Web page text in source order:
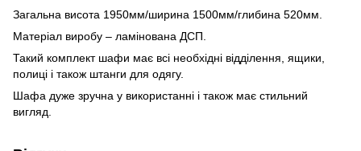
Загальна висота 1950мм/ширина 1500мм/глибина 520мм.
Матеріал виробу – ламінована ДСП.
Такий комплект шафи має всі необхідні відділення, ящики,
полиці і також штанги для одягу.
Шафа дуже зручна у використанні і також має стильний
вигляд.